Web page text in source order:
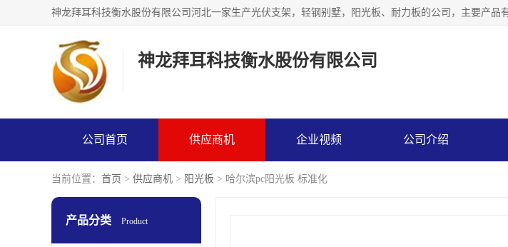
神龙拜耳科技衡水股份有限公司
公司首页 供应商机 企业视频 公司介绍
当前位置： 首页 > 供应商机 > 阳光板 > 哈尔滨pc阳光板 标准化
产品分类 Product